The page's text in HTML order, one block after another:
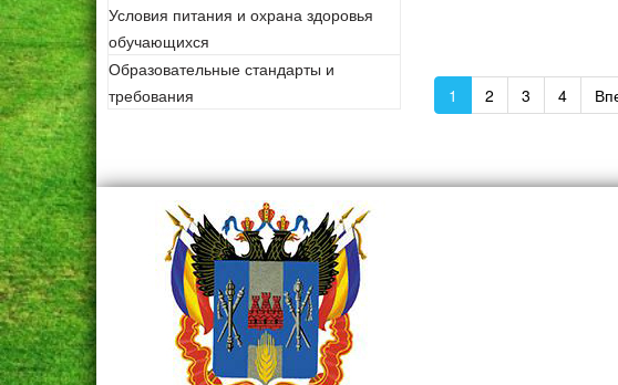
Условия питания и охрана здоровья
обучающихся
Образовательные стандарты и
требования
1 2 3 4